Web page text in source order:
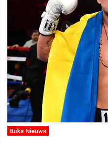
Boks Nieuws